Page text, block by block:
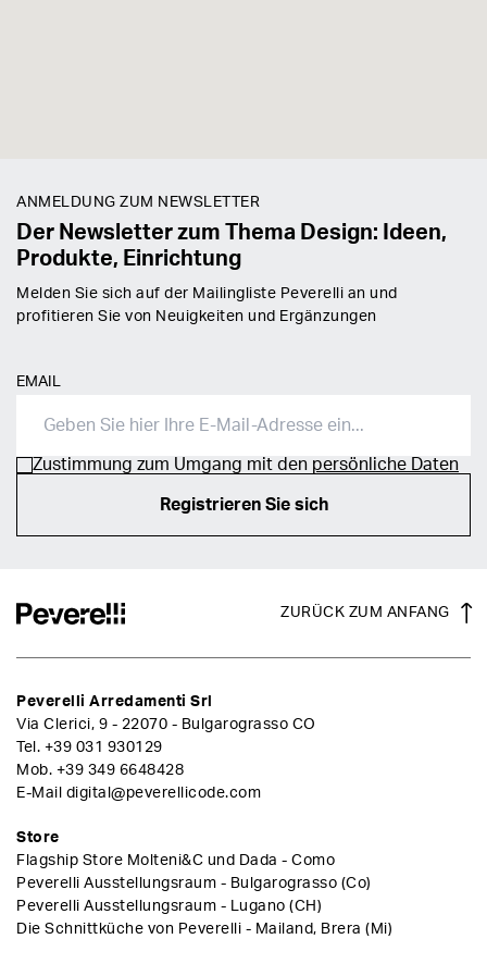
ANMELDUNG ZUM NEWSLETTER
Der Newsletter zum Thema Design: Ideen,
Produkte, Einrichtung
Melden Sie sich auf der Mailingliste Peverelli an und
profitieren Sie von Neuigkeiten und Ergänzungen
EMAIL
Zustimmung zum Umgang mit den persönliche Daten
Registrieren Sie sich
ZURÜCK ZUM ANFANG
Peverelli Arredamenti Srl
Via Clerici, 9 - 22070 - Bulgarograsso CO
Tel. +39 031 930129
Mob. +39 349 6648428
E-Mail digital@peverellicode.com
Store
Flagship Store Molteni&C und Dada - Como
Peverelli Ausstellungsraum - Bulgarograsso (Co)
Peverelli Ausstellungsraum - Lugano (CH)
Die Schnittküche von Peverelli - Mailand, Brera (Mi)